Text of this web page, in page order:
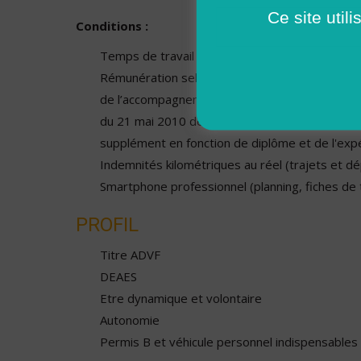
Conditions :
Temps de travail en fonction de vos
Rémunération selon la Convention Collective
de l’accompagnement, des soins et des
du 21 mai 2010 de 12,02€ brut/heure à
supplément en fonction de diplôme et de
Indemnités kilométriques au réel (trajets et
Smartphone professionnel (planning, fiches de
PROFIL
Titre ADVF
DEAES
Etre dynamique et volontaire
Autonomie
Permis B et véhicule personnel indispensables
Ce site